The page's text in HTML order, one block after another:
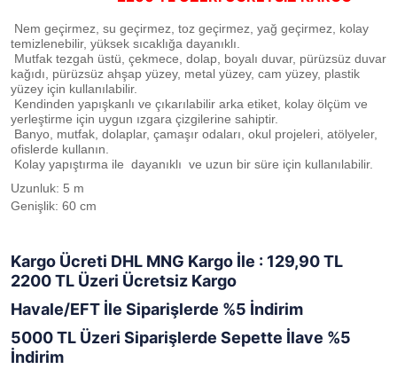
Nem geçirmez, su geçirmez, toz geçirmez, yağ geçirmez, kolay
temizlenebilir, yüksek sıcaklığa dayanıklı.
Mutfak tezgah üstü, çekmece, dolap, boyalı duvar, pürüzsüz duvar
kağıdı, pürüzsüz ahşap yüzey, metal yüzey, cam yüzey, plastik
yüzey için kullanılabilir.
Kendinden yapışkanlı ve çıkarılabilir arka etiket, kolay ölçüm ve
yerleştirme için uygun ızgara çizgilerine sahiptir.
Banyo, mutfak, dolaplar, çamaşır odaları, okul projeleri, atölyeler,
ofislerde kullanın.
Kolay yapıştırma ile dayanıklı ve uzun bir süre için kullanılabilir.
Uzunluk: 5 m
Genişlik: 60 cm
Kargo Ücreti DHL MNG Kargo İle : 129,90 TL
2200 TL Üzeri Ücretsiz Kargo
Havale/EFT İle Siparişlerde %5 İndirim
5000 TL Üzeri Siparişlerde Sepette İlave %5
İndirim